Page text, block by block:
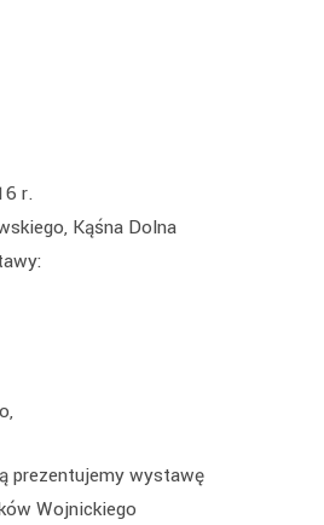
r.
Kąśna Dolna
prezentujemy wystawę
Wojnickiego